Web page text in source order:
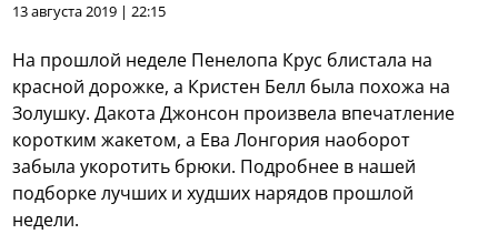
13 августа 2019 | 22:15
На прошлой неделе Пенелопа Крус блистала на
красной дорожке, а Кристен Белл была похожа на
Золушку. Дакота Джонсон произвела впечатление
коротким жакетом, а Ева Лонгория наоборот
забыла укоротить брюки. Подробнее в нашей
подборке лучших и худших нарядов прошлой
недели.